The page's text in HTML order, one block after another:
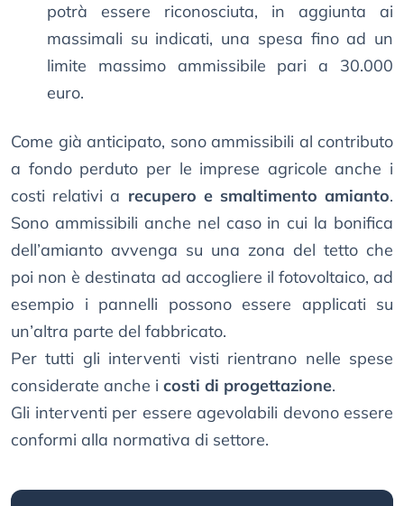
potrà essere riconosciuta, in aggiunta ai
massimali su indicati, una spesa fino ad un
limite massimo ammissibile pari a 30.000
euro.
Come già anticipato, sono ammissibili al contributo
a fondo perduto per le imprese agricole anche i
costi relativi a recupero e smaltimento amianto.
Sono ammissibili anche nel caso in cui la bonifica
dell’amianto avvenga su una zona del tetto che
poi non è destinata ad accogliere il fotovoltaico, ad
esempio i pannelli possono essere applicati su
un’altra parte del fabbricato.
Per tutti gli interventi visti rientrano nelle spese
considerate anche i costi di progettazione.
Gli interventi per essere agevolabili devono essere
conformi alla normativa di settore.